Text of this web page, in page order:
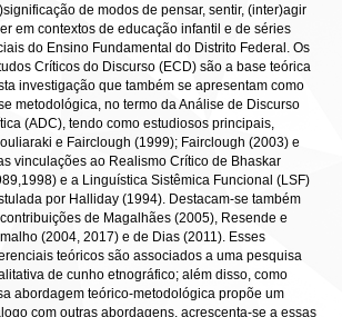
de modos de pensar, sentir, (inter)agir
em contextos de educação infantil e de séries
do Ensino Fundamental do Distrito Federal. Os
Críticos do Discurso (ECD) são a base teórica
investigação que também se apresentam como
metodológica, no termo da Análise de Discurso
(ADC), tendo como estudiosos principais,
e Fairclough (1999); Fairclough (2003) e
vinculações ao Realismo Crítico de Bhaskar
e a Linguística Sistêmica Funcional (LSF)
por Halliday (1994). Destacam-se também
de Magalhães (2005), Resende e
(2004, 2017) e de Dias (2011). Esses
teóricos são associados a uma pesquisa
de cunho etnográfico; além disso, como
abordagem teórico-metodológica propõe um
com outras abordagens, acrescenta-se a essas